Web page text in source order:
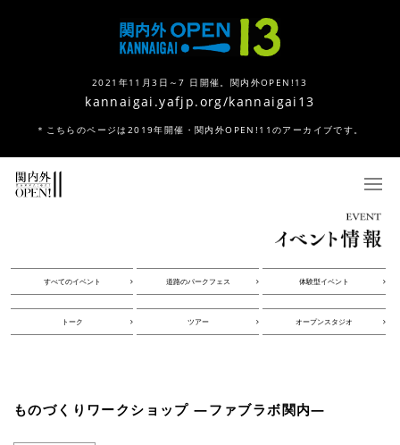
2021年11月3日～7 日開催。関内外OPEN!13
kannaigai.yafjp.org/kannaigai13
＊こちらのページは2019年開催・関内外OPEN!11のアーカイブです。
すべてのイベント 道路のパークフェス 体験型イベント
トーク ツアー オープンスタジオ
ものづくりワークショップ ―ファブラボ関内―